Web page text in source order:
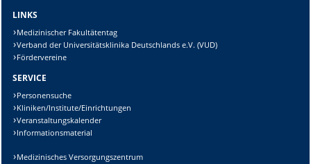
LINKS
Medizinischer Fakultätentag
Verband der Universitätsklinika Deutschlands e.V. (VUD)
Fördervereine
SERVICE
Personensuche
Kliniken/Institute/Einrichtungen
Veranstaltungskalender
Informationsmaterial
Medizinisches Versorgungszentrum